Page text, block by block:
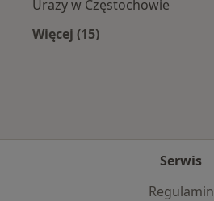
Urazy w Częstochowie
Więcej (15)
Serwis
Regulamin